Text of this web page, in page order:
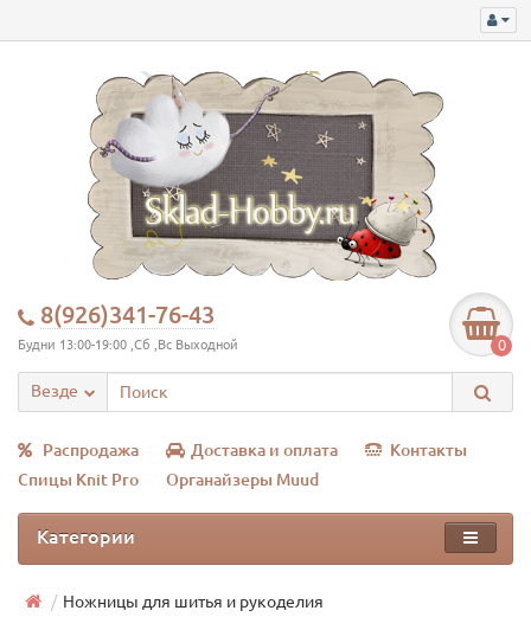
8(926)341-76-43
Будни 13:00-19:00 ,Сб ,Вс Выходной 0
Везде
Распродажа Доставка и оплата
Контакты
Спицы Knit Pro
Органайзеры Muud
Категории
Ножницы для шитья и рукоделия